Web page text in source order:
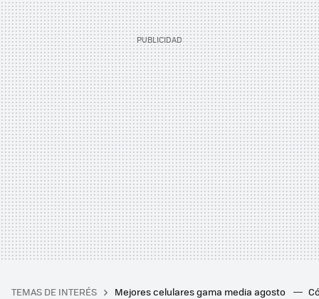
TEMAS DE INTERÉS Mejores celulares gama media agosto